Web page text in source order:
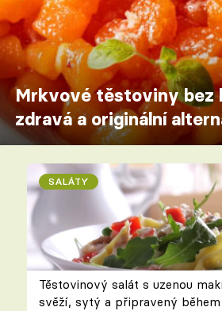
Mrkvové těstoviny bez
zdravá a originální
SALÁTY
Těstovinový salát s uzenou
svěží, sytý a připravený